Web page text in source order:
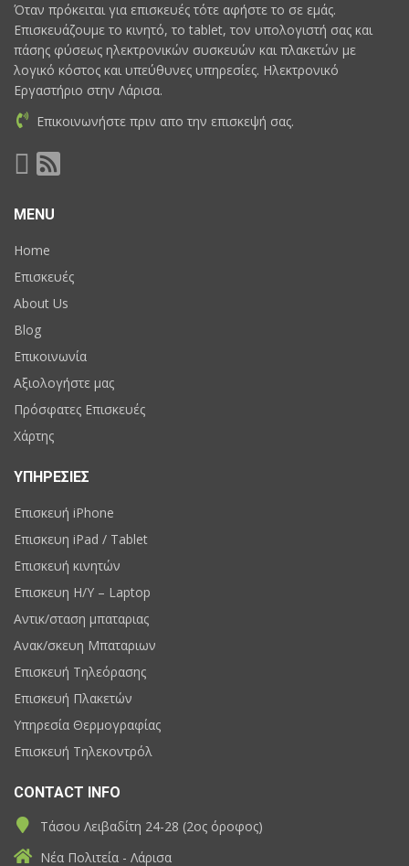
Όταν πρόκειται για επισκευές τότε αφήστε το σε εμάς.
Επισκευάζουμε το κινητό, το tablet, τον υπολογιστή σας και
πάσης φύσεως ηλεκτρονικών συσκευών και πλακετών με
λογικό κόστος και υπεύθυνες υπηρεσίες. Ηλεκτρονικό
Εργαστήριο στην Λάρισα.
Επικοινωνήστε πριν απο την επισκεψή σας.
MENU
Home
Επισκευές
About Us
Blog
Επικοινωνία
Αξιολογήστε μας
Πρόσφατες Επισκευές
Χάρτης
ΥΠΗΡΕΣΙΕΣ
Επισκευή iPhone
Επισκευη iPad / Tablet
Επισκευή κινητών
Επισκευη H/Y – Laptop
Αντικ/σταση μπαταριας
Ανακ/σκευη Μπαταριων
Επισκευή Τηλεόρασης
Επισκευή Πλακετών
Υπηρεσία Θερμογραφίας
Επισκευή Τηλεκοντρόλ
CONTACT INFO
Τάσου Λειβαδίτη 24-28 (2ος όροφος)
Νέα Πολιτεία - Λάρισα